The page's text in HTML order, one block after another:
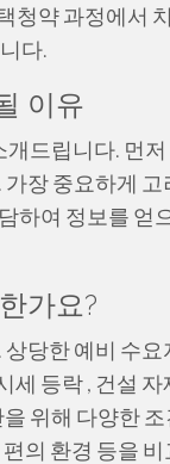
청약 과정에서
다.
이유
드립니다. 먼
장 중요하게 고
하여 정보를 얻
가요?
당한 예비 수요
세 등락 , 건설 자
위해 다양한
의 환경 등을 비